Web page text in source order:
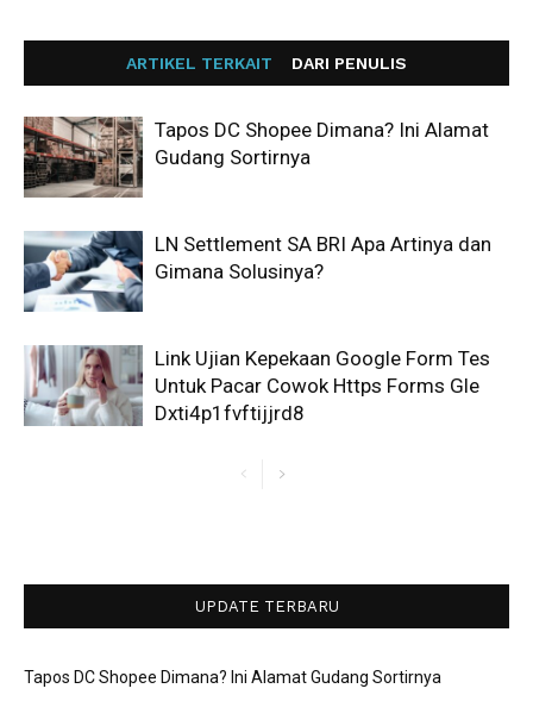
ARTIKEL TERKAIT DARI PENULIS
Tapos DC Shopee Dimana? Ini Alamat
Gudang Sortirnya
LN Settlement SA BRI Apa Artinya dan
Gimana Solusinya?
Link Ujian Kepekaan Google Form Tes
Untuk Pacar Cowok Https Forms Gle
Dxti4p1fvftijjrd8
UPDATE TERBARU
Tapos DC Shopee Dimana? Ini Alamat Gudang Sortirnya